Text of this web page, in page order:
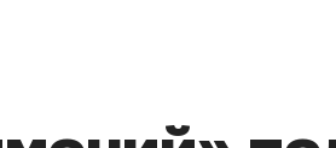
Василь Мазитов